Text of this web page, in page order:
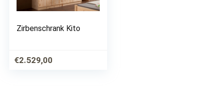
Zirbenschrank Kito
€2.529,00